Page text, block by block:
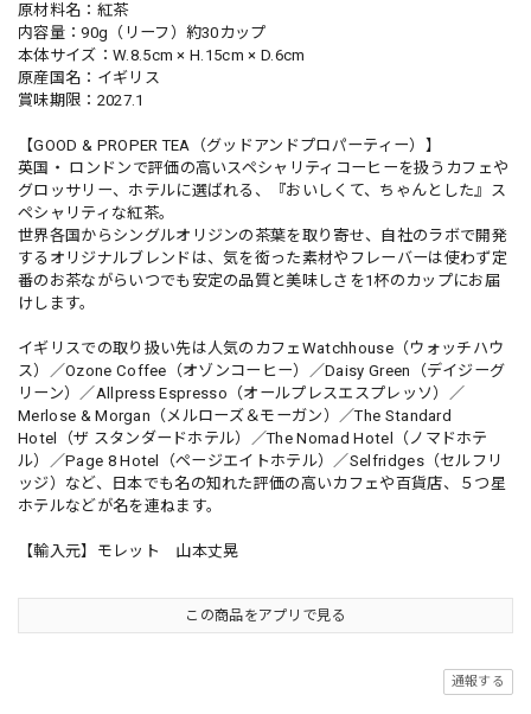
原材料名：紅茶
内容量：90g（リーフ）約30カップ
本体サイズ：W.8.5cm × H.15cm × D.6cm
原産国名：イギリス
賞味期限：2027.1
【GOOD & PROPER TEA（グッドアンドプロパーティー）】
英国・ ロンドンで評価の高いスペシャリティコーヒーを扱うカフェや
グロッサリー、ホテルに選ばれる、『おいしくて、ちゃんとした』ス
ペシャリティな紅茶。
世界各国からシングルオリジンの茶葉を取り寄せ、自社のラボで開発
するオリジナルブレンドは、気を衒った素材やフレーバーは使わず定
番のお茶ながらいつでも安定の品質と美味しさを1杯のカップにお届
けします。
イギリスでの取り扱い先は人気のカフェWatchhouse（ウォッチハウ
ス）／Ozone Coffee（オゾンコーヒー）／Daisy Green（デイジーグ
リーン）／Allpress Espresso（オールプレスエスプレッソ）／
Merlose & Morgan（メルローズ＆モーガン）／The Standard
Hotel（ザ スタンダードホテル）／The Nomad Hotel（ノマドホテ
ル）／Page 8 Hotel（ページエイトホテル）／Selfridges（セルフリ
ッジ）など、日本でも名の知れた評価の高いカフェや百貨店、５つ星
ホテルなどが名を連ねます。
【輸入元】モレット 山本丈晃
この商品をアプリで見る
通報する